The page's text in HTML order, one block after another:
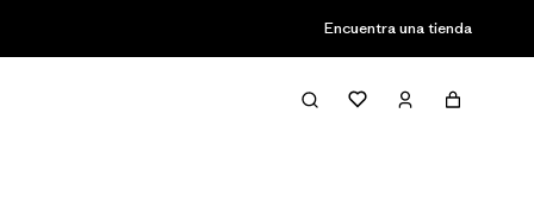
Encuentra una tienda
Filter & Sort